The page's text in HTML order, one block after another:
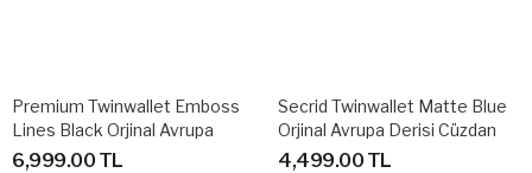
Premium Twinwallet Emboss
Lines Black Orjinal Avrupa
Derisi Cüzdan
6,999.00 TL
Secrid Twinwallet Matte Blue
Orjinal Avrupa Derisi Cüzdan
4,499.00 TL